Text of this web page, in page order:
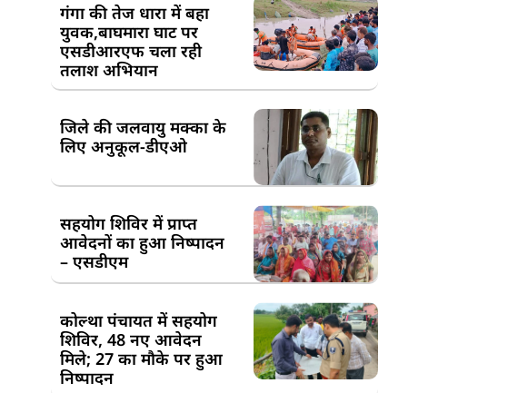
गंगा की तेज धारा में बहा
युवक,बाघमारा घाट पर
एसडीआरएफ चला रही
तलाश अभियान
जिले की जलवायु मक्का के
लिए अनुकूल-डीएओ
सहयोग शिविर में प्राप्त
आवेदनों का हुआ निष्पादन
– एसडीएम
कोल्था पंचायत में सहयोग
शिविर, 48 नए आवेदन
मिले; 27 का मौके पर हुआ
निष्पादन